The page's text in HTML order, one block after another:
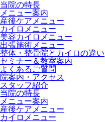
当院の特長
メニュー案内
産後ケアメニュー
カイロメニュー
美容カイロメニュー
出張施術メニュー
整体・整骨院とカイロの違い
セミナー＆教室案内
よくあるご質問
院案内・アクセス
スタッフ紹介
当院の特長
メニュー案内
産後ケアメニュー
カイロメニュー